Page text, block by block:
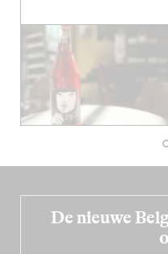
De nieuwe